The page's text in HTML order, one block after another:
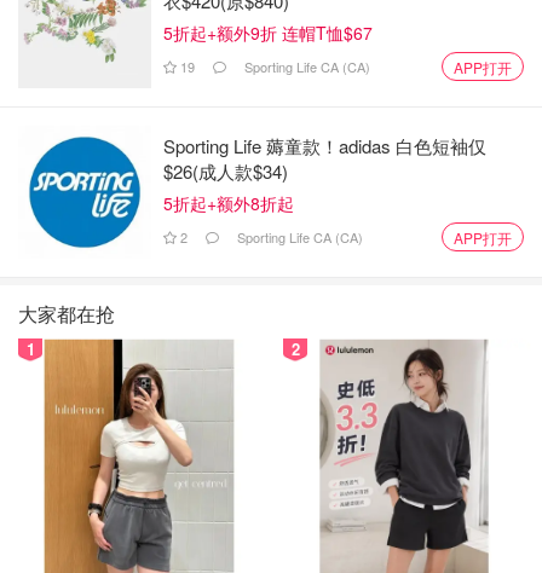
5折起+额外9折 连帽T恤$67
19 Sporting Life CA (CA) APP打开
Sporting Life 薅童款！adidas 白色短袖仅
$26(成人款$34)
5折起+额外8折起
2 Sporting Life CA (CA) APP打开
大家都在抢
1 2